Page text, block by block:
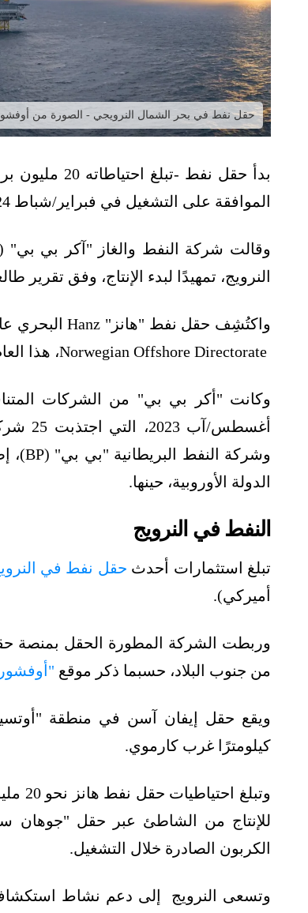
حقل نفط في بحر الشمال النرويجي - الصورة من
الموافقة على التشغيل في فبراير/شباط 2024.
النرويج، تمهيدًا لبدء الإنتاج، وفق
وكانت "أكر بي بي" من الشركات
الدولة الأوروبية، حينها.
النفط في النرويج
تبلغ استثمارات أحدث حقل نفط في
أميركي).
من جنوب البلاد، حسبما ذكر موقع
كيلومترًا غرب كارموي.
الكربون الصادرة خلال التشغيل.
وتسعى النرويج إلى دعم نشاط استكشاف